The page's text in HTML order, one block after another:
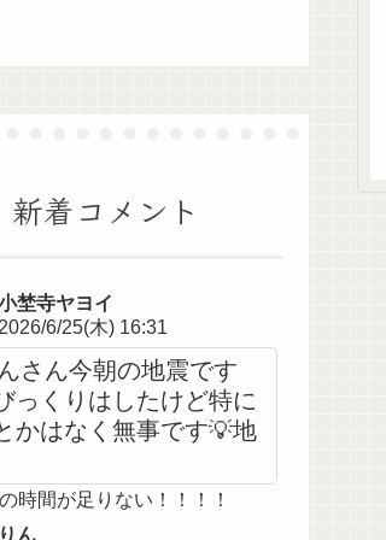
新着コメント
埜寺ヤヨイ
2026/6/25(木) 16:31
さん今朝の地震です
っくりはしたけど特に
かはなく無事です💡地
時間が足りない！！！！
りん